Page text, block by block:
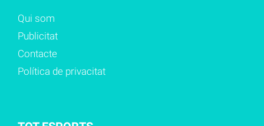
Qui som
Publicitat
Contacte
Política de privacitat